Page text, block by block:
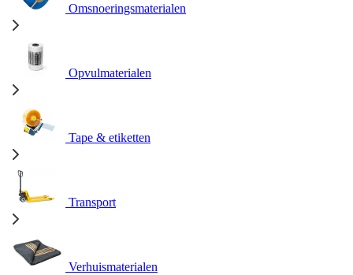
Omsnoeringsmaterialen
Opvulmaterialen
Tape & etiketten
Transport
Verhuismaterialen